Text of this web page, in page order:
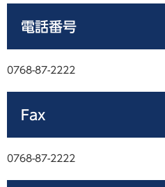
電話番号
0768-87-2222
Fax
0768-87-2222